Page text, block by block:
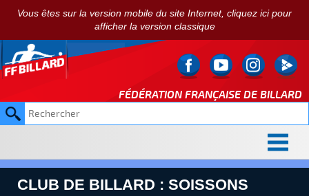
Vous êtes sur la version mobile du site Internet, cliquez ici pour
afficher la version classique
FÉDÉRATION FRANÇAISE DE BILLARD
CLUB DE BILLARD : SOISSONS